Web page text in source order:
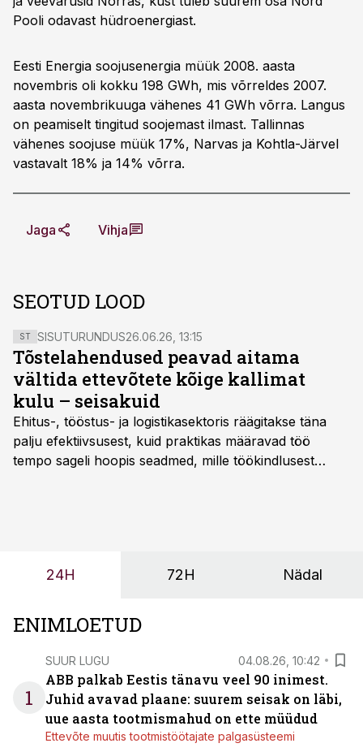
Pooli odavast hüdroenergiast.
Eesti Energia soojusenergia müük 2008. aasta
novembris oli kokku 198 GWh, mis võrreldes 2007.
aasta novembrikuuga vähenes 41 GWh võrra. Langus
on peamiselt tingitud soojemast ilmast. Tallinnas
vähenes soojuse müük 17%, Narvas ja Kohtla-Järvel
vastavalt 18% ja 14% võrra.
Jaga Vihja
SEOTUD LOOD
ST SISUTURUNDUS26.06.26, 13:15
Tõstelahendused peavad aitama
vältida ettevõtete kõige kallimat
kulu – seisakuid
Ehitus-, tööstus- ja logistikasektoris räägitakse täna
palju efektiivsusest, kuid praktikas määravad töö
tempo sageli hoopis seadmed, mille töökindlusest
24H 72H Nädal
ENIMLOETUD
1
SUUR LUGU 04.08.26, 10:42
ABB palkab Eestis tänavu veel 90 inimest.
Juhid avavad plaane: suurem seisak on läbi,
uue aasta tootmismahud on ette müüdud
Ettevõte muutis tootmistöötajate palgasüsteemi